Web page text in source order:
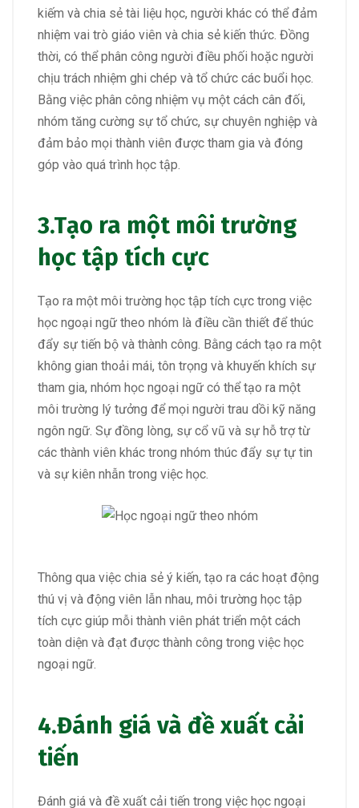
kiếm và chia sẻ tài liệu học, người khác có thể đảm
nhiệm vai trò giáo viên và chia sẻ kiến thức. Đồng
thời, có thể phân công người điều phối hoặc người
chịu trách nhiệm ghi chép và tổ chức các buổi học.
Bằng việc phân công nhiệm vụ một cách cân đối,
nhóm tăng cường sự tổ chức, sự chuyên nghiệp và
đảm bảo mọi thành viên được tham gia và đóng
góp vào quá trình học tập.
3.Tạo ra một môi trường
học tập tích cực
Tạo ra một môi trường học tập tích cực trong việc
học ngoại ngữ theo nhóm là điều cần thiết để thúc
đẩy sự tiến bộ và thành công. Bằng cách tạo ra một
không gian thoải mái, tôn trọng và khuyến khích sự
tham gia, nhóm học ngoại ngữ có thể tạo ra một
môi trường lý tưởng để mọi người trau dồi kỹ năng
ngôn ngữ. Sự đồng lòng, sự cổ vũ và sự hỗ trợ từ
các thành viên khác trong nhóm thúc đẩy sự tự tin
và sự kiên nhẫn trong việc học.
Thông qua việc chia sẻ ý kiến, tạo ra các hoạt động
thú vị và động viên lẫn nhau, môi trường học tập
tích cực giúp mỗi thành viên phát triển một cách
toàn diện và đạt được thành công trong việc học
ngoại ngữ.
4.Đánh giá và đề xuất cải
tiến
Đánh giá và đề xuất cải tiến trong việc học ngoại